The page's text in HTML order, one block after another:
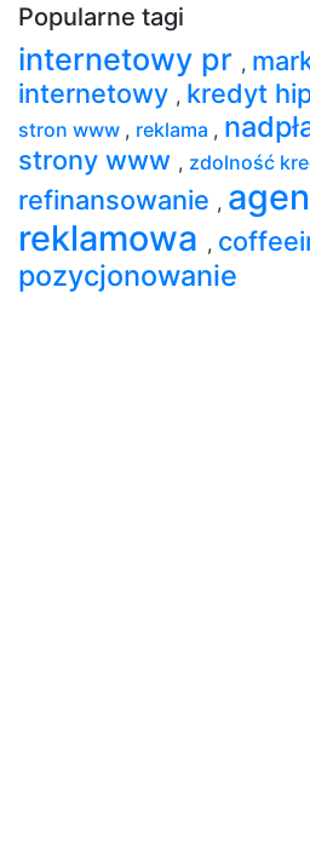
Popularne tagi
internetowy pr ,
internetowy , kredyt
stron www , reklama ,
strony www , zdolność
refinansowanie ,
reklamowa ,
pozycjonowanie